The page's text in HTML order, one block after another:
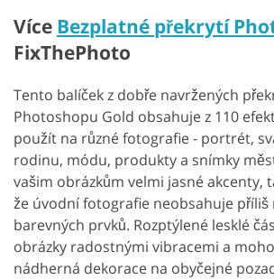
Více Bezplatné překrytí
FixThePhoto
Tento balíček z dobře navržených
Photoshopu Gold obsahuje z 110
použít na různé fotografie - portrét,
rodinu, módu, produkty a snímky
vašim obrázkům velmi jasné akcenty,
že úvodní fotografie neobsahuje příliš
barevných prvků. Rozptýlené lesklé
obrázky radostnými vibracemi a
nádherná dekorace na obyčejné